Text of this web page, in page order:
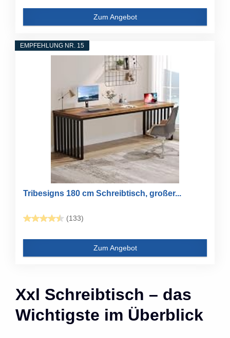
Zum Angebot
EMPFEHLUNG NR. 15
Tribesigns 180 cm Schreibtisch, großer...
(133)
Zum Angebot
Xxl Schreibtisch – das
Wichtigste im Überblick